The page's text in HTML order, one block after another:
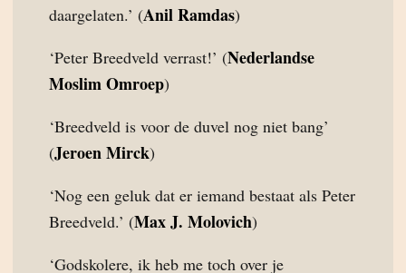
daargelaten.’ (Anil Ramdas)
‘Peter Breedveld verrast!’ (Nederlandse
Moslim Omroep)
‘Breedveld is voor de duvel nog niet bang’
(Jeroen Mirck)
‘Nog een geluk dat er iemand bestaat als Peter
Breedveld.’ (Max J. Molovich)
‘Godskolere, ik heb me toch over je